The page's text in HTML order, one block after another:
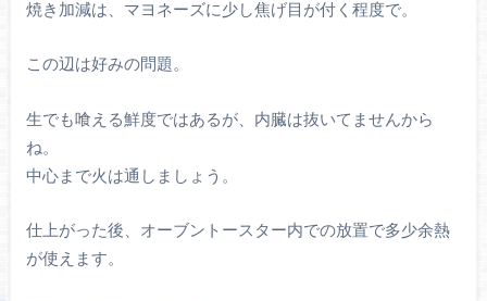
焼き加減は、マヨネーズに少し焦げ目が付く程度で。
この辺は好みの問題。
生でも喰える鮮度ではあるが、内臓は抜いてませんから
ね。
中心まで火は通しましょう。
仕上がった後、オーブントースター内での放置で多少余熱
が使えます。